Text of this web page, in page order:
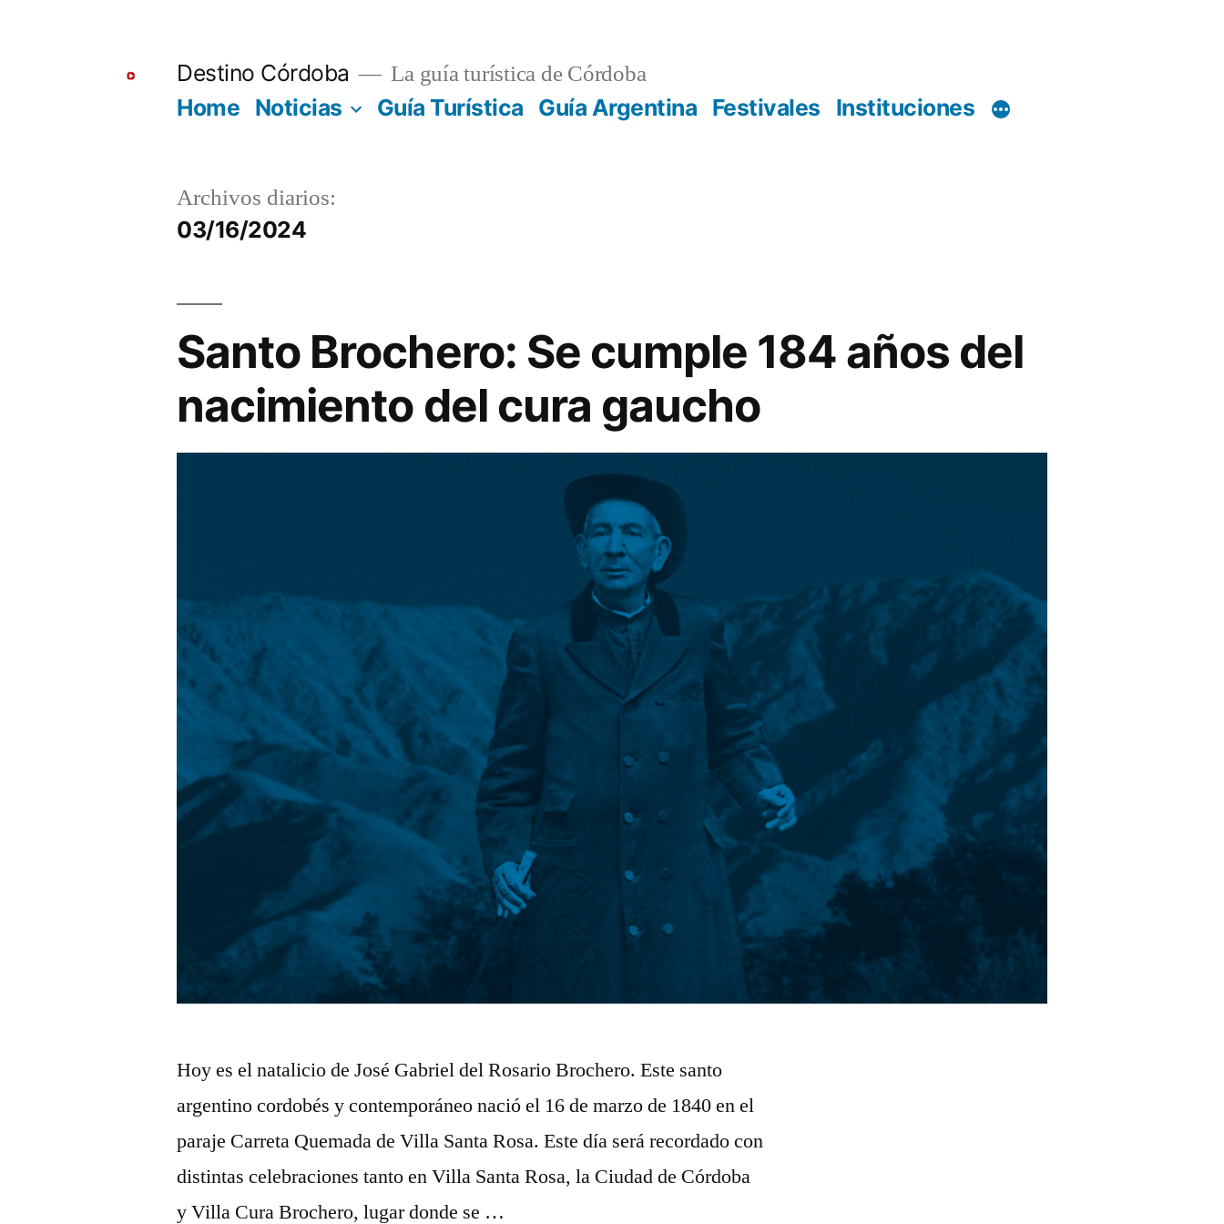
Destino Córdoba La guía turística de Córdoba
Home Noticias Guía Turística Guía Argentina Festivales Instituciones
Archivos diarios:
03/16/2024
Santo Brochero: Se cumple 184 años del
nacimiento del cura gaucho
Hoy es el natalicio de José Gabriel del Rosario Brochero. Este santo
argentino cordobés y contemporáneo nació el 16 de marzo de 1840 en el
paraje Carreta Quemada de Villa Santa Rosa. Este día será recordado con
distintas celebraciones tanto en Villa Santa Rosa, la Ciudad de Córdoba
y Villa Cura Brochero, lugar donde se …